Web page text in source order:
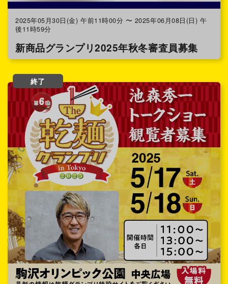
2025年05月30日(金) 午前11時00分 〜 2025年06月08日(日) 午
後11時59分
新商品グランプリ2025年秋冬審査員募集
終了